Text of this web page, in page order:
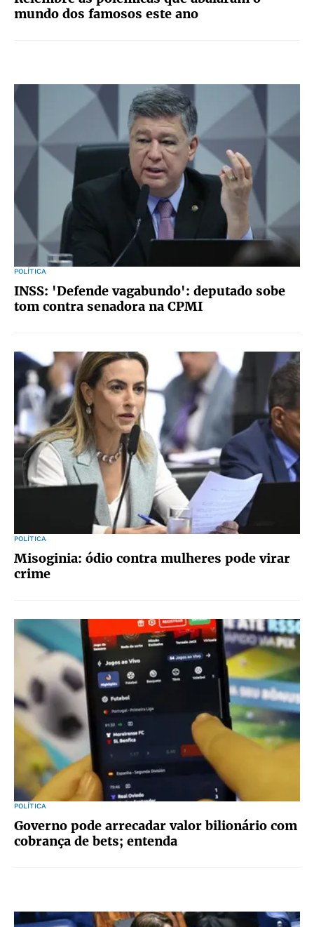
mundo dos famosos este ano
POLÍTICA
INSS: 'Defende vagabundo': deputado sobe
tom contra senadora na CPMI
POLÍTICA
Misoginia: ódio contra mulheres pode virar
crime
POLÍTICA
Governo pode arrecadar valor bilionário com
cobrança de bets; entenda